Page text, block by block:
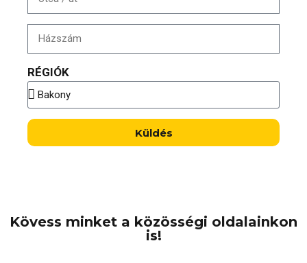
RÉGIÓK
Küldés
Kövess minket a közösségi oldalainkon
is!